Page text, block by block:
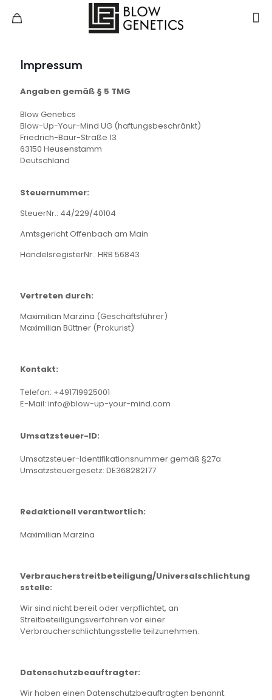
Impressum
Angaben gemäß § 5 TMG
Blow Genetics
Blow-Up-Your-Mind UG (haftungsbeschränkt)
Friedrich-Baur-Straße 13
63150 Heusenstamm
Deutschland
Steuernummer:
SteuerNr.: 44/229/40104
Amtsgericht Offenbach am Main
HandelsregisterNr.: HRB 56843
Vertreten durch:
Maximilian Marzina (Geschäftsführer)
Maximilian Büttner (Prokurist)
Kontakt:
Telefon: +491719925001
E-Mail: info@blow-up-your-mind.com
Umsatzsteuer-ID:
Umsatzsteuer-Identifikationsnummer gemäß §27a
Umsatzsteuergesetz: DE368282177
Redaktionell verantwortlich:
Maximilian Marzina
Verbraucherstreitbeteiligung/Universalschlichtung
sstelle:
Wir sind nicht bereit oder verpflichtet, an
Streitbeteiligungsverfahren vor einer
Verbraucherschlichtungsstelle teilzunehmen.
Datenschutzbeauftragter:
Wir haben einen Datenschutzbeauftragten benannt.